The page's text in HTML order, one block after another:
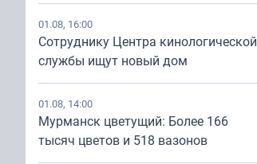
01.08, 16:00
Сотруднику Центра кинологической
службы ищут новый дом
01.08, 14:00
Мурманск цветущий: Более 166
тысяч цветов и 518 вазонов